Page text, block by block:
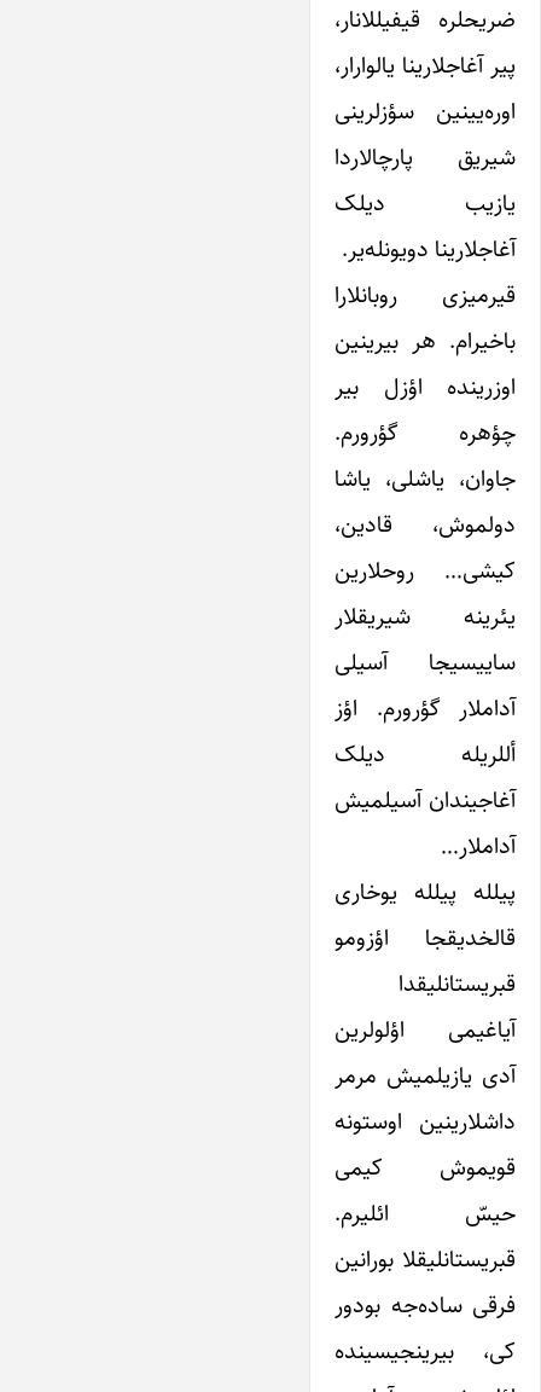
ضریحلره قیفیللانار،
پیر آغاجلارینا یالوارار،
اوره‌یینین سؤزلرینی
شیریق پارچالاردا
یازیب دیلک
آغاجلارینا دویونله‌یر.
قیرمیزی روبانلارا
باخیرام. هر بیرینین
اوزرینده اؤزل بیر
چؤهره گؤرورم.
جاوان، یاشلی، یاشا
دولموش، قادین،
کیشی… روحلارین
یئرینه شیریقلار
ساییسیجا آسیلی
آداملار گؤرورم. اؤز
أللریله دیلک
آغاجیندان آسیلمیش
آداملار…
پیلله‌ پیلله یوخاری
قالخدیقجا اؤزومو
قبریستانلیقدا
آیاغیمی اؤلولرین
آدی یازیلمیش مرمر
داشلارینین اوستونه
قویموش کیمی
حیسّ ائلیرم.
قبریستانلیقلا بورانین
فرقی ساده‌جه بودور
کی، بیرینجیسینده